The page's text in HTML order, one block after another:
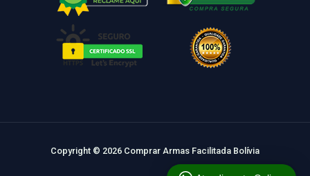
Copyright © 2026 Comprar Armas Facilitada Bolívia